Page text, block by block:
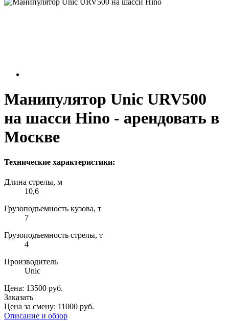
Манипулятор Unic URV500
на шасси Hino - арендовать в
Москве
Технические характеристики:
Длина стрелы, м
10,6
Грузоподъемность кузова, т
7
Грузоподъемность стрелы, т
4
Производитель
Unic
Цена: 13500 руб.
Заказать
Цена за смену: 11000 руб.
Описание и обзор